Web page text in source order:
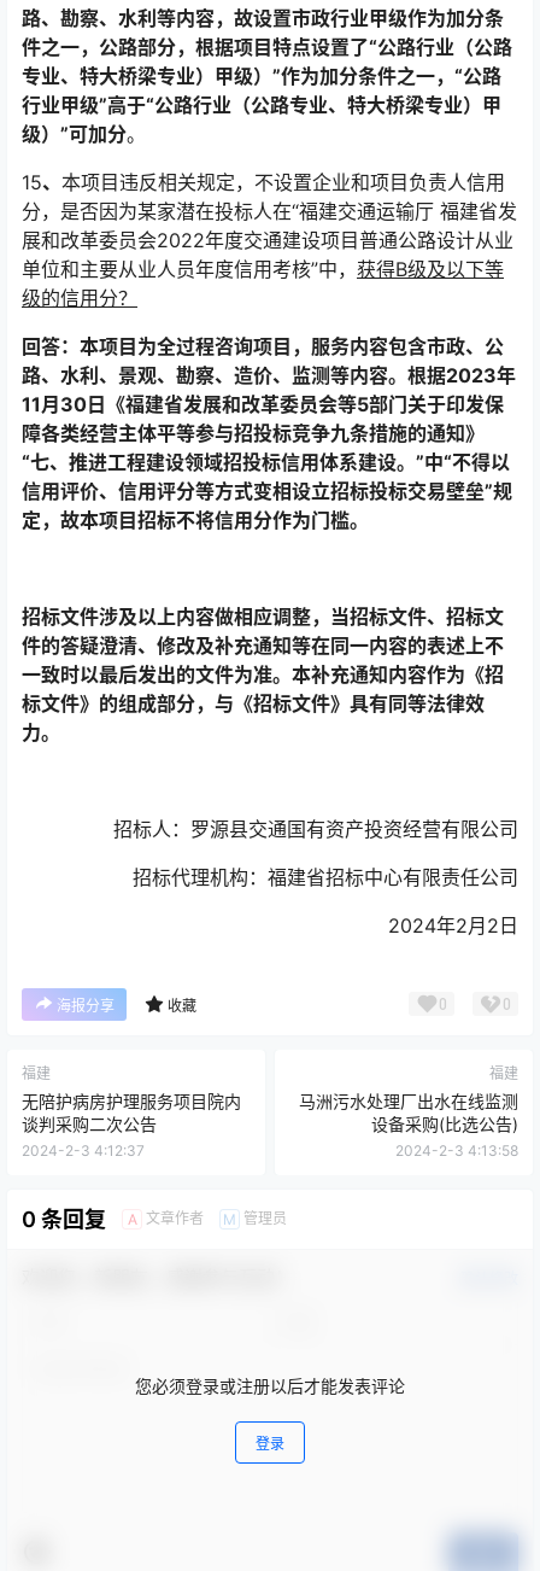
路、勘察、水利等内容，故设置市政行业甲级作为加分条
件之一，公路部分，根据项目特点设置了“公路行业（公路
专业、特大桥梁专业）甲级）”作为加分条件之一，“公路
行业甲级”高于“公路行业（公路专业、特大桥梁专业）甲
级）”可加分。
15、 本项目违反相关规定，不设置企业和项目负责人信用
分，是否因为某家潜在投标人在“福建交通运输厅 福建省发
展和改革委员会2022年度交通建设项目普通公路设计从业
单位和主要从业人员年度信用考核”中， 获得B级及以下等
级的信用分？
回答：本项目为全过程咨询项目，服务内容包含市政、公
路、水利、景观、勘察、造价、监测等内容。根据2023年
11月30日《福建省发展和改革委员会等5部门关于印发保
障各类经营主体平等参与招投标竞争九条措施的通知》
“七、推进工程建设领域招投标信用体系建设。”中“不得以
信用评价、信用评分等方式变相设立招标投标交易壁垒”规
定，故本项目招标不将信用分作为门槛。
招标文件涉及以上内容做相应调整，当招标文件、招标文
件的答疑澄清、修改及补充通知等在同一内容的表述上不
一致时以最后发出的文件为准。本补充通知内容作为《招
标文件》的组成部分，与《招标文件》具有同等法律效
力。
招标人：罗源县交通国有资产投资经营有限公司
招标代理机构：福建省招标中心有限责任公司
2024年2月2日
海报分享 收藏 0 0
福建
无陪护病房护理服务项目院内
谈判采购二次公告
2024-2-3 4:12:37
福建
马洲污水处理厂出水在线监测
设备采购(比选公告)
2024-2-3 4:13:58
0 条回复 A 文章作者 M 管理员
您必须登录或注册以后才能发表评论
登录